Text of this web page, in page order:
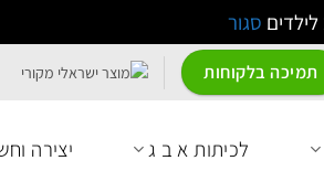
סגור
תמיכה בלקוחות
לכיתות א ב ג יצירה